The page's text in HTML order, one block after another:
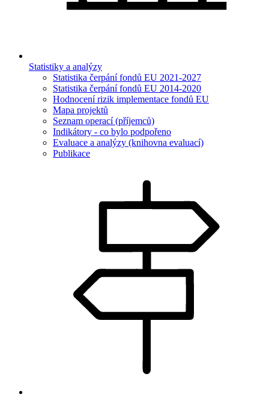
Statistiky a analýzy
Statistika čerpání fondů EU 2021-2027
Statistika čerpání fondů EU 2014-2020
Hodnocení rizik implementace fondů EU
Mapa projektů
Seznam operací (příjemců)
Indikátory - co bylo podpořeno
Evaluace a analýzy (knihovna evaluací)
Publikace